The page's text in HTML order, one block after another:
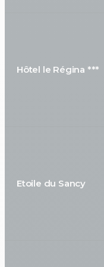
Hôtel le Régina ***
Etoile du Sancy